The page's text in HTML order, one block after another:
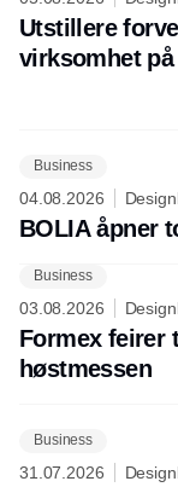
Utstillere
virksomhet på
Business
04.08.2026
BOLIA åpner
Business
03.08.2026
Formex feirer
høstmessen
Business
31.07.2026